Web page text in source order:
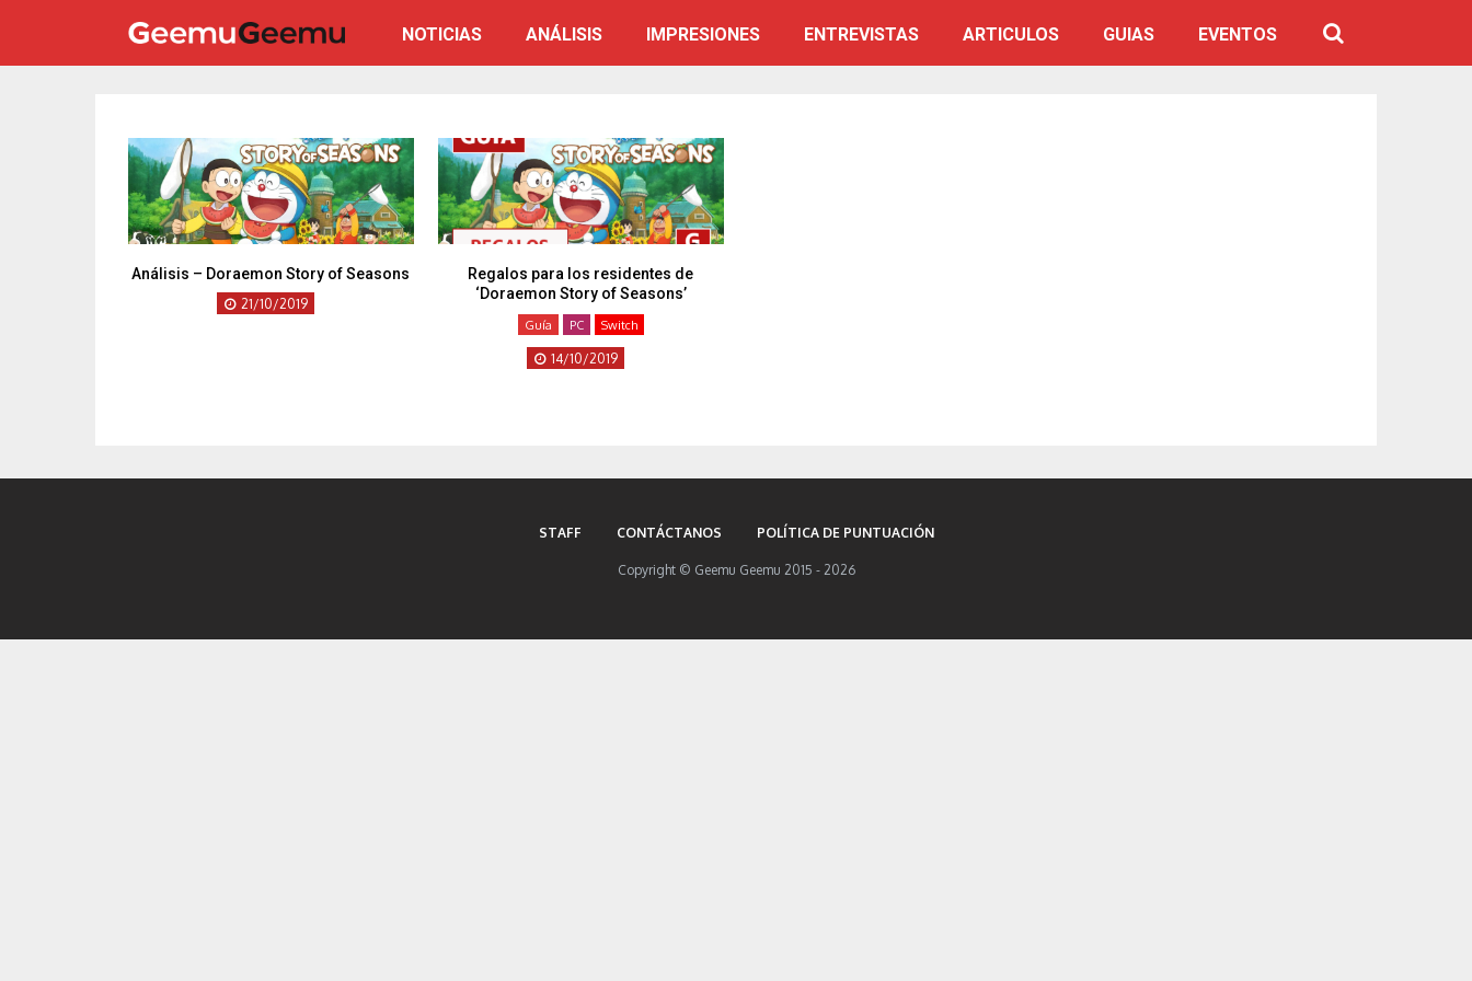
NOTICIAS ANÁLISIS IMPRESIONES ENTREVISTAS ARTICULOS GUIAS EVENTOS
Análisis – Doraemon Story of Seasons
21/10/2019
Regalos para los residentes de
‘Doraemon Story of Seasons’
Guía PC Switch
14/10/2019
STAFF CONTÁCTANOS POLÍTICA DE PUNTUACIÓN
Copyright © Geemu Geemu 2015 - 2026